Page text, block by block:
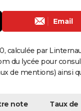
Email
calculée par
du lycée pour
de mentions) ainsi
note
Taux de